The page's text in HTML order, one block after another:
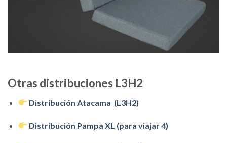
Otras distribuciones L3H2
Distribución Atacama (L3H2)
Distribución Pampa XL (para viajar 4)